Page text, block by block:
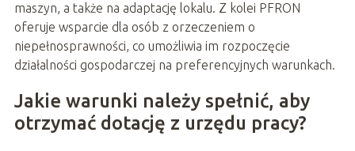
maszyn, a także na adaptację lokalu. Z kolei PFRON
oferuje wsparcie dla osób z orzeczeniem o
niepełnosprawności, co umożliwia im rozpoczęcie
działalności gospodarczej na preferencyjnych warunkach.
Jakie warunki należy spełnić, aby
otrzymać dotację z urzędu pracy?